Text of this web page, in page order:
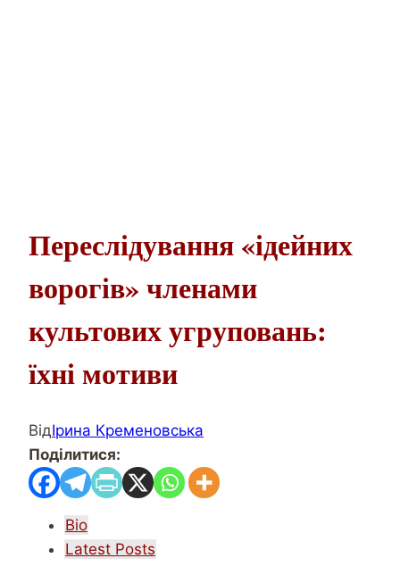
Переслідування «ідейних
ворогів» членами
культових угруповань:
їхні мотиви
ВідІрина Кременовська
Поділитися:
The
following
Bio
Latest Posts